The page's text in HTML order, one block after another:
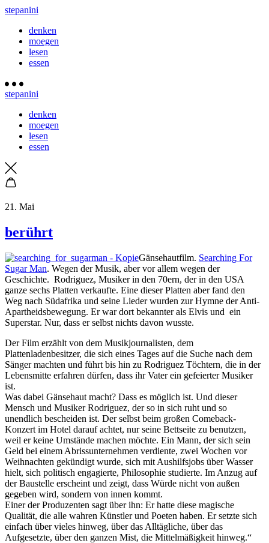
stepanini
denken
moegen
lesen
essen
stepanini
denken
moegen
lesen
essen
21. Mai
berührt
Gänsehautfilm. Searching For
Sugar Man. Wegen der Musik, aber vor allem wegen der
Geschichte. Rodriguez, Musiker in den 70ern, der in den USA
ganze sechs Platten verkaufte. Eine dieser Platten aber fand den
Weg nach Südafrika und seine Lieder wurden zur Hymne der Anti-
Apartheidsbewegung. Er war dort bekannter als Elvis und ein
Superstar. Nur, dass er selbst nichts davon wusste.
Der Film erzählt von dem Musikjournalisten, dem
Plattenladenbesitzer, die sich eines Tages auf die Suche nach dem
Sänger machten und führt bis hin zu Rodriguez Töchtern, die in der
Lebensmitte erfahren dürfen, dass ihr Vater ein gefeierter Musiker
ist.
Was dabei Gänsehaut macht? Dass es möglich ist. Und dieser
Mensch und Musiker Rodriguez, der so in sich ruht und so
unendlich bescheiden ist. Der selbst beim großen Comeback-
Konzert im Hotel darauf achtet, nur seine Bettseite zu benutzen,
weil er keine Umstände machen möchte. Ein Mann, der sich sein
Geld bei einem Abrissunternehmen verdiente, zwei Wochen vor
Weihnachten gekündigt wurde, sich mit Aushilfsjobs über Wasser
hielt, sich politisch engagierte, Philosophie studierte. Im Anzug auf
der Baustelle erscheint und zeigt, dass Würde nicht von außen
gegeben wird, sondern von innen kommt.
Einer der Produzenten sagt über ihn: Er hatte diese magische
Qualität, die alle wahren Künstler und Poeten haben. Er setzte sich
einfach über vieles hinweg, über das Alltägliche, über das
Aufgesetzte, über den ganzen Mist, die Mittelmäßigkeit hinweg.“